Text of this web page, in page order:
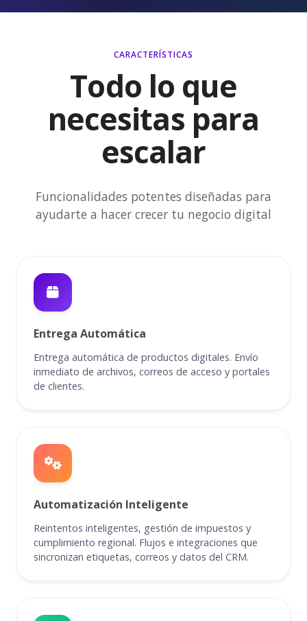
CARACTERÍSTICAS
Todo lo que
necesitas para
escalar
Funcionalidades potentes diseñadas para
ayudarte a hacer crecer tu negocio digital
Entrega Automática
Entrega automática de productos digitales. Envío
inmediato de archivos, correos de acceso y portales
de clientes.
Automatización Inteligente
Reintentos inteligentes, gestión de impuestos y
cumplimiento regional. Flujos e integraciones que
sincronizan etiquetas, correos y datos del CRM.